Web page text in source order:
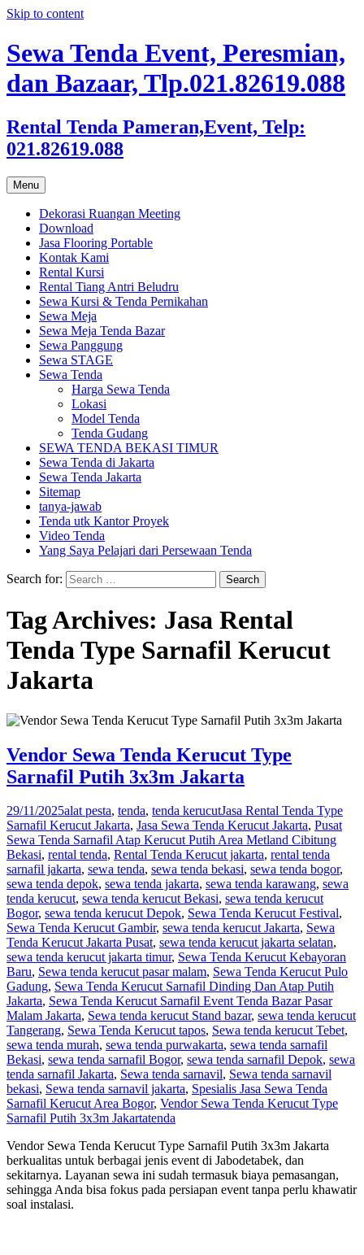
Skip to content
Sewa Tenda Event, Peresmian,
dan Bazaar, Tlp.021.82619.088
Rental Tenda Pameran,Event, Telp:
021.82619.088
Menu
Dekorasi Ruangan Meeting
Download
Jasa Flooring Portable
Kontak Kami
Rental Kursi
Rental Tiang Antri Beludru
Sewa Kursi & Tenda Pernikahan
Sewa Meja
Sewa Meja Tenda Bazar
Sewa Panggung
Sewa STAGE
Sewa Tenda
Harga Sewa Tenda
Lokasi
Model Tenda
Tenda Gudang
SEWA TENDA BEKASI TIMUR
Sewa Tenda di Jakarta
Sewa Tenda Jakarta
Sitemap
tanya-jawab
Tenda utk Kantor Proyek
Video Tenda
Yang Saya Pelajari dari Persewaan Tenda
Search for:
Tag Archives: Jasa Rental
Tenda Type Sarnafil Kerucut
Jakarta
Vendor Sewa Tenda Kerucut Type
Sarnafil Putih 3x3m Jakarta
29/11/2025alat pesta, tenda, tenda kerucutJasa Rental Tenda Type
Sarnafil Kerucut Jakarta, Jasa Sewa Tenda Kerucut Jakarta, Pusat
Sewa Tenda Sarnafil Atap Kerucut Putih Area Metland Cibitung
Bekasi, rental tenda, Rental Tenda Kerucut jakarta, rental tenda
sarnafil jakarta, sewa tenda, sewa tenda bekasi, sewa tenda bogor,
sewa tenda depok, sewa tenda jakarta, sewa tenda karawang, sewa
tenda kerucut, sewa tenda kerucut Bekasi, sewa tenda kerucut
Bogor, sewa tenda kerucut Depok, Sewa Tenda Kerucut Festival,
Sewa Tenda Kerucut Gambir, sewa tenda kerucut Jakarta, Sewa
Tenda Kerucut Jakarta Pusat, sewa tenda kerucut jakarta selatan,
sewa tenda kerucut jakarta timur, Sewa Tenda Kerucut Kebayoran
Baru, Sewa tenda kerucut pasar malam, Sewa Tenda Kerucut Pulo
Gadung, Sewa Tenda Kerucut Sarnafil Dinding Dan Atap Putih
Jakarta, Sewa Tenda Kerucut Sarnafil Event Tenda Bazar Pasar
Malam Jakarta, Sewa tenda kerucut Stand bazar, sewa tenda kerucut
Tangerang, Sewa Tenda Kerucut tapos, Sewa tenda kerucut Tebet,
sewa tenda murah, sewa tenda purwakarta, sewa tenda sarnafil
Bekasi, sewa tenda sarnafil Bogor, sewa tenda sarnafil Depok, sewa
tenda sarnafil Jakarta, Sewa tenda sarnavil, Sewa tenda sarnavil
bekasi, Sewa tenda sarnavil jakarta, Spesialis Jasa Sewa Tenda
Sarnafil Kerucut Area Bogor, Vendor Sewa Tenda Kerucut Type
Sarnafil Putih 3x3m Jakartatenda
Vendor Sewa Tenda Kerucut Type Sarnafil Putih 3x3m Jakarta
berkualitas untuk berbagai jenis event di Jabodetabek, dan
sekitarnya. Layanan sewa ini sudah termasuk biaya pemasangan,
sehingga Anda bisa fokus pada persiapan event tanpa perlu khawatir
soal instalasi.